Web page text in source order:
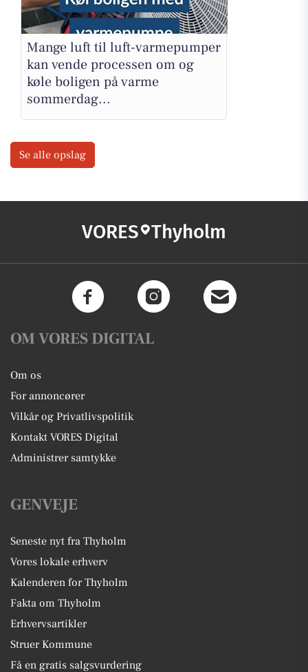
Mange luft til luft-varmepumper
kan vende processen om og
køle boligen på varme
sommerdag...
Se alle opslag
VORES Thyholm
OM VORES DIGITAL
Om os
For annoncører
Vilkår og Privatlivspolitik
Kontakt VORES Digital
Administrer samtykke
GENVEJE
Seneste nyt fra Thyholm
Vores lokale erhverv
Kalenderen for Thyholm
Fakta om Thyholm
Erhvervsartikler
Struer Kommune
Få en gratis salgsvurdering